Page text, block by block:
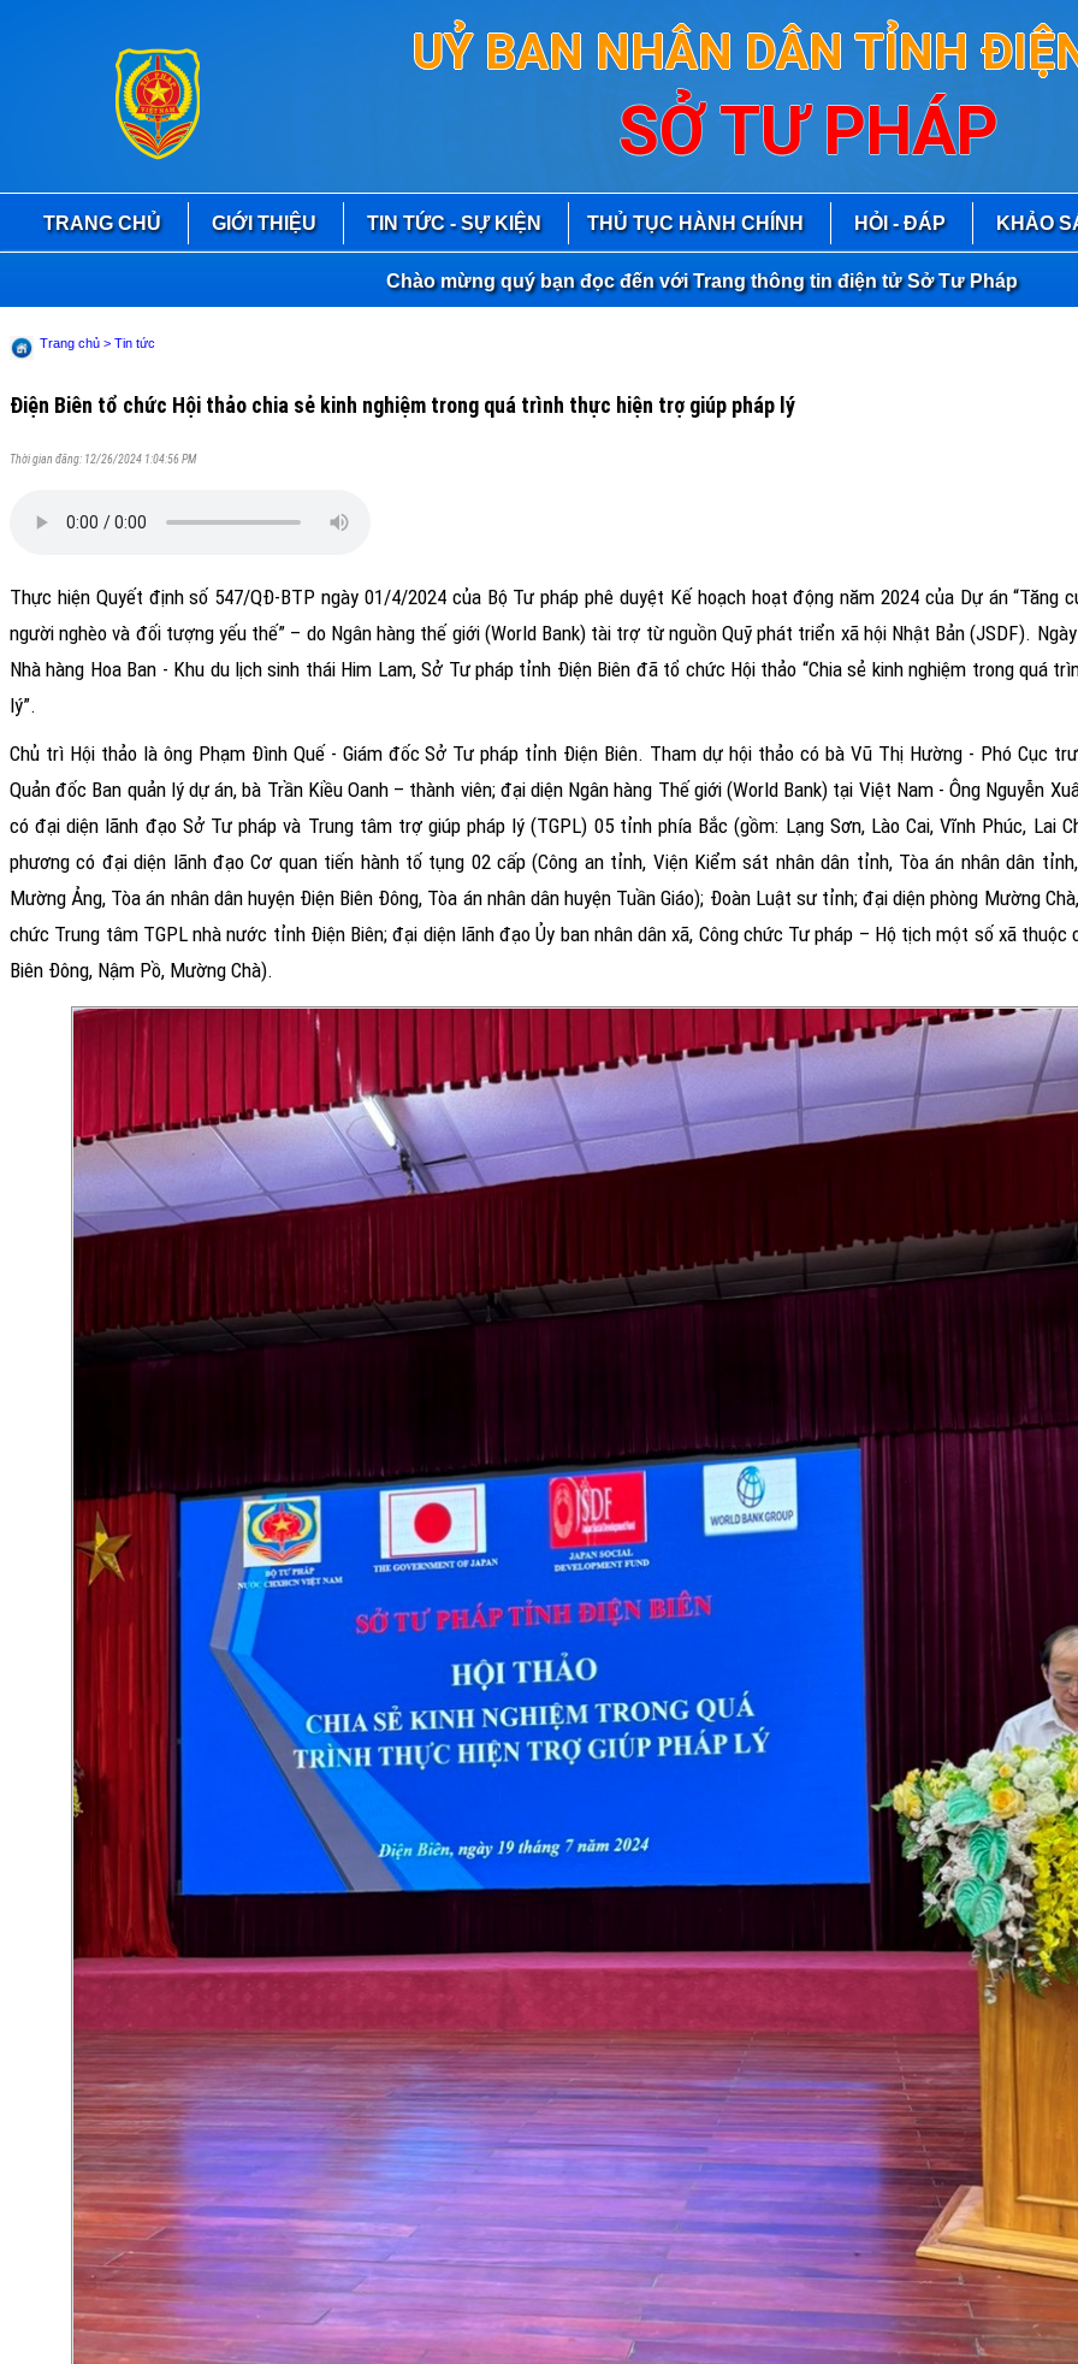
UỶ BAN NHÂN DÂN TỈNH
SỞ TƯ PHÁP
TRANG CHỦ GIỚI THIỆU TIN TỨC - SỰ KIỆN THỦ TỤC HÀNH CHÍNH HỎI - ĐÁP KHẢO
Chào mừng quý bạn đọc đến với Trang thông tin điện tử Sở Tư Pháp
Trang chủ > Tin tức
Điện Biên tổ chức Hội thảo chia sẻ kinh nghiệm trong quá trình thực hiện trợ giúp pháp lý
Thời gian đăng: 12/26/2024 1:04:56 PM
Thực hiện Quyết định số 547/QĐ-BTP ngày 01/4/2024 của Bộ Tư pháp phê duyệt Kế hoạch hoạt động năm 2024 của Dự án “Tăng
người nghèo và đối tượng yếu thế” – do Ngân hàng thế giới (World Bank) tài trợ từ nguồn Quỹ phát triển xã hội Nhật Bản (JSDF).
Nhà hàng Hoa Ban - Khu du lịch sinh thái Him Lam, Sở Tư pháp tỉnh Điện Biên đã tổ chức Hội thảo “Chia sẻ kinh nghiệm trong quá
lý”.
Chủ trì Hội thảo là ông Phạm Đình Quế - Giám đốc Sở Tư pháp tỉnh Điện Biên. Tham dự hội thảo có bà Vũ Thị Hường - Phó Cục
Quản đốc Ban quản lý dự án, bà Trần Kiều Oanh – thành viên; đại diện Ngân hàng Thế giới (World Bank) tại Việt Nam - Ông Nguyễn
có đại diện lãnh đạo Sở Tư pháp và Trung tâm trợ giúp pháp lý (TGPL) 05 tỉnh phía Bắc (gồm: Lạng Sơn, Lào Cai, Vĩnh Phúc, Lai
phương có đại diện lãnh đạo Cơ quan tiến hành tố tụng 02 cấp (Công an tỉnh, Viện Kiểm sát nhân dân tỉnh, Tòa án nhân dân
Mường Ảng, Tòa án nhân dân huyện Điện Biên Đông, Tòa án nhân dân huyện Tuần Giáo); Đoàn Luật sư tỉnh; đại diện phòng Mường
chức Trung tâm TGPL nhà nước tỉnh Điện Biên; đại diện lãnh đạo Ủy ban nhân dân xã, Công chức Tư pháp – Hộ tịch một số xã thuộc
Biên Đông, Nậm Pồ, Mường Chà).